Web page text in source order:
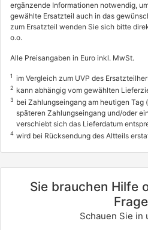
ergänzende Informationen notwendig,
gewählte Ersatzteil auch in das
zum Ersatzteil wenden Sie sich bitte
o.o.
Alle Preisangaben in Euro inkl. MwSt.
1 im Vergleich zum UVP des
2 kann abhängig vom gewählten
3 bei Zahlungseingang am heutigen Tag
späteren Zahlungseingang und/oder
verschiebt sich das Lieferdatum
4 wird bei Rücksendung des Altteils
Sie brauchen Hilfe
Schauen Sie in